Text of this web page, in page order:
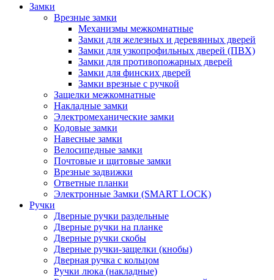
Замки
Врезные замки
Механизмы межкомнатные
Замки для железных и деревянных дверей
Замки для узкопрофильных дверей (ПВХ)
Замки для противопожарных дверей
Замки для финских дверей
Замки врезные с ручкой
Защелки межкомнатные
Накладные замки
Электромеханические замки
Кодовые замки
Навесные замки
Велосипедные замки
Почтовые и щитовые замки
Врезные задвижки
Ответные планки
Электронные Замки (SMART LOCK)
Ручки
Дверные ручки раздельные
Дверные ручки на планке
Дверные ручки скобы
Дверные ручки-защелки (кнобы)
Дверная ручка с кольцом
Ручки люка (накладные)